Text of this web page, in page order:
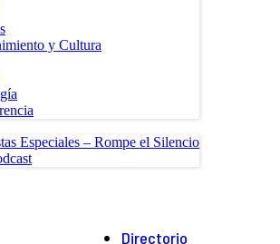
y Cultura
Especiales – Rompe el Silencio
Directorio